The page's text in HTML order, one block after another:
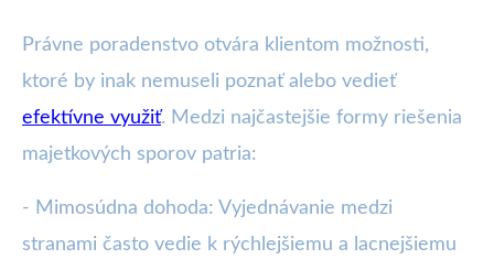
Právne poradenstvo otvára klientom možnosti,
ktoré by inak nemuseli poznať alebo vedieť
efektívne využiť. Medzi najčastejšie formy riešenia
majetkových sporov patria:
- Mimosúdna dohoda: Vyjednávanie medzi
stranami často vedie k rýchlejšiemu a lacnejšiemu